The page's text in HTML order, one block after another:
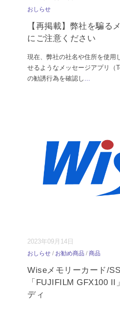
おしらせ
【再掲載】弊社を騙る
にご注意ください
現在、弊社の社名や住所を使用
せるようなメッセージアプリ（
の勧誘行為を確認し ...
2023年09月14日
おしらせ / お勧め商品 / 商品
Wiseメモリーカード/
「FUJIFILM GFX100 II
ディ